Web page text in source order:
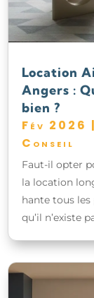
Location
Angers :
bien ?
Fév 2026 |
Conseil
Faut-il opter
la location
hante tous les
qu’il n’existe